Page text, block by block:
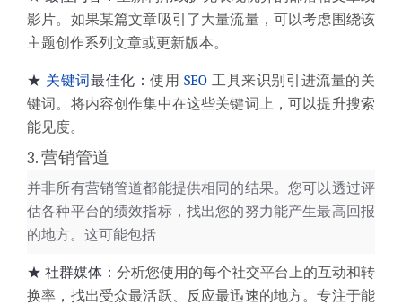
影片。如果某篇文章吸引了大量流量，可以考虑围绕该
主题创作系列文章或更新版本。
★ 关键词最佳化：使用SEO 工具来识别引进流量的关
键词。将内容创作集中在这些关键词上，可以提升搜索
能见度。
3. 营销管道
并非所有营销管道都能提供相同的结果。您可以透过评
估各种平台的绩效指标，找出您的努力能产生最高回报
的地方。这可能包括
★ 社群媒体： 分析您使用的每个社交平台上的互动和转
换率，找出受众最活跃、反应最迅速的地方。专注于能